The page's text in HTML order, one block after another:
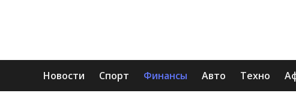
Новости Спорт Финансы Авто Техно